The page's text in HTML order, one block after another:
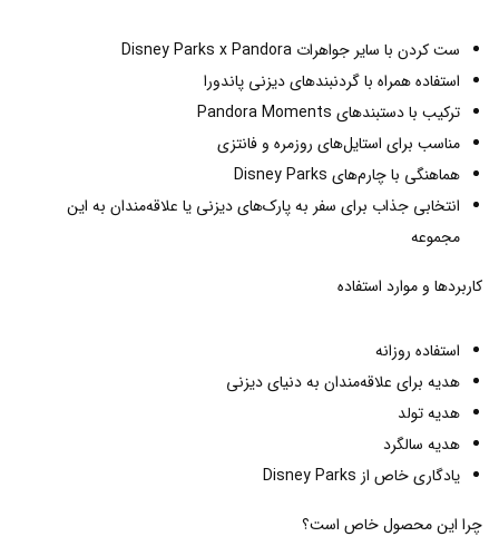
ست کردن با سایر جواهرات Disney Parks x Pandora
استفاده همراه با گردنبندهای دیزنی پاندورا
ترکیب با دستبندهای Pandora Moments
مناسب برای استایل‌های روزمره و فانتزی
هماهنگی با چارم‌های Disney Parks
انتخابی جذاب برای سفر به پارک‌های دیزنی یا علاقه‌مندان به این
مجموعه
کاربردها و موارد استفاده
استفاده روزانه
هدیه برای علاقه‌مندان به دنیای دیزنی
هدیه تولد
هدیه سالگرد
یادگاری خاص از Disney Parks
چرا این محصول خاص است؟